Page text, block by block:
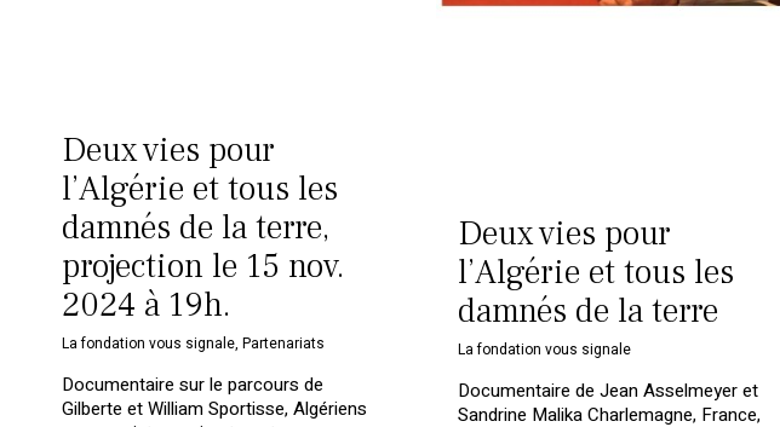
Deux vies pour
l’Algérie et tous les
damnés de la terre,
projection le 15 nov.
2024 à 19h.
La fondation vous signale, Partenariats
Documentaire sur le parcours de
Gilberte et William Sportisse, Algériens
Deux vies pour
l’Algérie et tous les
damnés de la terre
La fondation vous signale
Documentaire de Jean Asselmeyer et
Sandrine Malika Charlemagne, France,